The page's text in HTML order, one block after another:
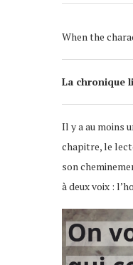
When the
La chronique
Il y a au moins
chapitre, le
son
à deux voix :